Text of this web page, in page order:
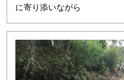
に寄り添いながら